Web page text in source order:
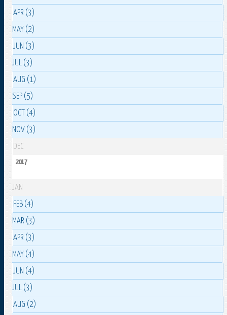
APR (3)
MAY (2)
JUN (3)
JUL (3)
AUG (1)
SEP (5)
OCT (4)
NOV (3)
DEC
2017
JAN
FEB (4)
MAR (3)
APR (3)
MAY (4)
JUN (4)
JUL (3)
AUG (2)